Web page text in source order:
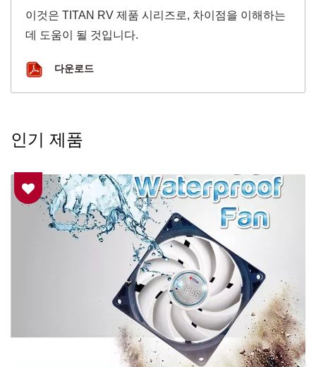
이것은 TITAN RV 제품 시리즈로, 차이점을 이해하는
데 도움이 될 것입니다.
다운로드
인기 제품